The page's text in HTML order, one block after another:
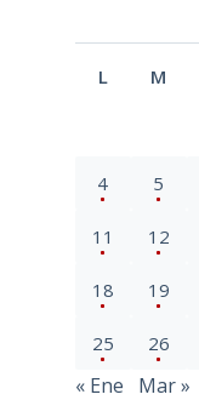
L M
4 5
11 12
18 19
25 26
« Ene Mar »